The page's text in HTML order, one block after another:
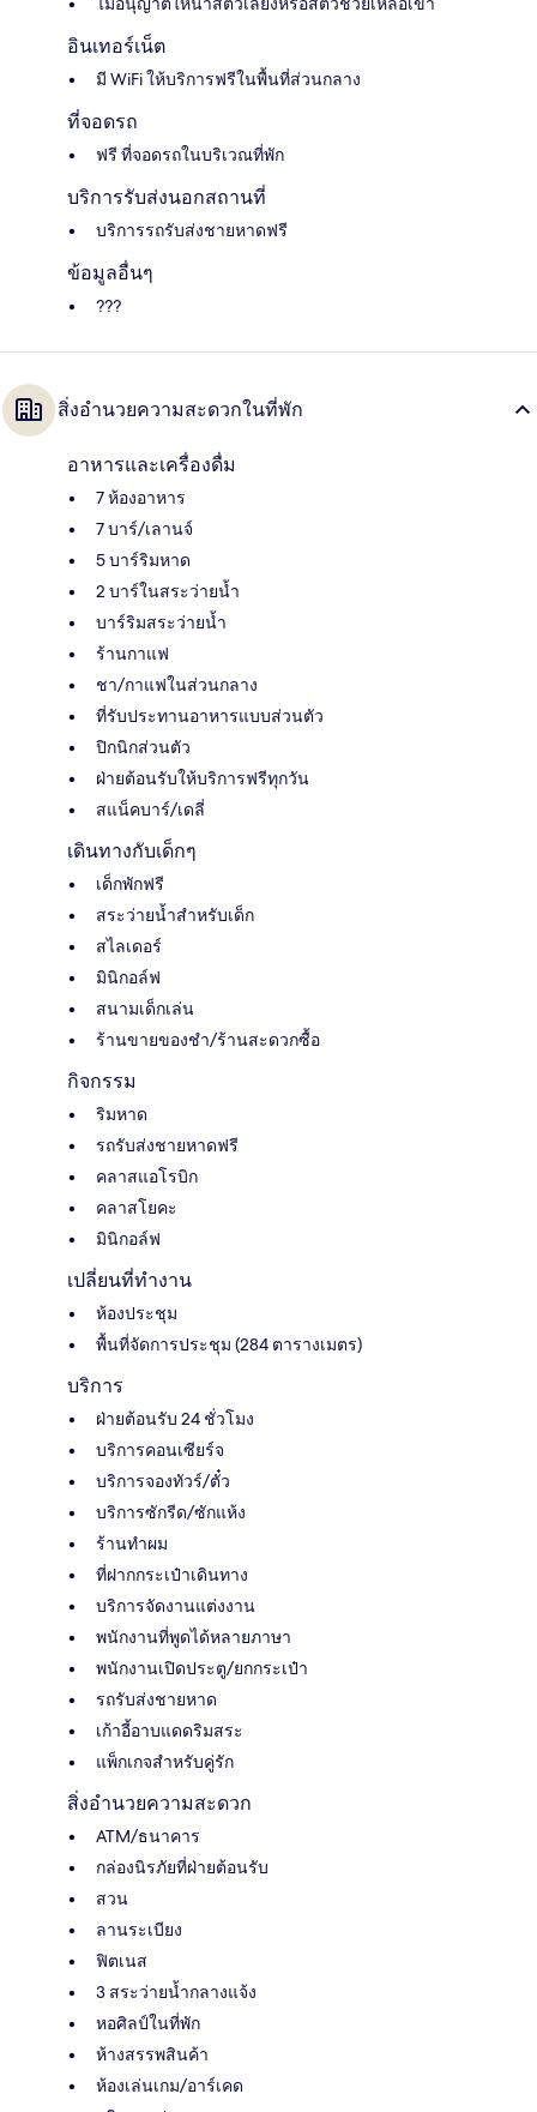
อินเทอร์เน็ต
มี WiFi ให้บริการฟรีในพื้นที่ส่วนกลาง
ที่จอดรถ
ฟรี ที่จอดรถในบริเวณที่พัก
บริการรับส่งนอกสถานที่
บริการรถรับส่งชายหาดฟรี
ข้อมูลอื่นๆ
???
สิ่งอำนวยความสะดวกในที่พัก
อาหารและเครื่องดื่ม
7 ห้องอาหาร
7 บาร์/เลานจ์
5 บาร์ริมหาด
2 บาร์ในสระว่ายน้ำ
บาร์ริมสระว่ายน้ำ
ร้านกาแฟ
ชา/กาแฟในส่วนกลาง
ที่รับประทานอาหารแบบส่วนตัว
ปิกนิกส่วนตัว
ฝ่ายต้อนรับให้บริการฟรีทุกวัน
สแน็คบาร์/เดลี่
เดินทางกับเด็กๆ
เด็กพักฟรี
สระว่ายน้ำสำหรับเด็ก
สไลเดอร์
มินิกอล์ฟ
สนามเด็กเล่น
ร้านขายของชำ/ร้านสะดวกซื้อ
กิจกรรม
ริมหาด
รถรับส่งชายหาดฟรี
คลาสแอโรบิก
คลาสโยคะ
มินิกอล์ฟ
เปลี่ยนที่ทำงาน
ห้องประชุม
พื้นที่จัดการประชุม (284 ตารางเมตร)
บริการ
ฝ่ายต้อนรับ 24 ชั่วโมง
บริการคอนเซียร์จ
บริการจองทัวร์/ตั๋ว
บริการซักรีด/ซักแห้ง
ร้านทำผม
ที่ฝากกระเป๋าเดินทาง
บริการจัดงานแต่งงาน
พนักงานที่พูดได้หลายภาษา
พนักงานเปิดประตู/ยกกระเป๋า
รถรับส่งชายหาด
เก้าอี้อาบแดดริมสระ
แพ็กเกจสำหรับคู่รัก
สิ่งอำนวยความสะดวก
ATM/ธนาคาร
กล่องนิรภัยที่ฝ่ายต้อนรับ
สวน
ลานระเบียง
ฟิตเนส
3 สระว่ายน้ำกลางแจ้ง
หอศิลป์ในที่พัก
ห้างสรรพสินค้า
ห้องเล่นเกม/อาร์เคด